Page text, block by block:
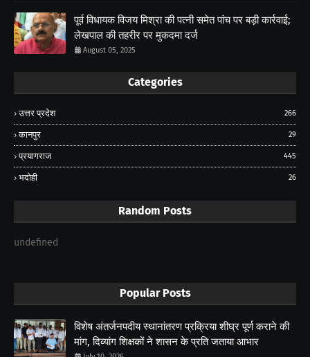
पूर्व विधायक विजय मिश्रा की पत्नी समेत पांच पर बड़ी कार्रवाई;
लेखपाल की तहरीर पर मुकदमा दर्ज
August 05, 2025
Categories
उत्तर प्रदेश 266
कानपुर 29
प्रयागराज 445
भदोही 26
Random Posts
undefined
Popular Posts
विशेष अंतर्जनपदीय स्थानांतरण प्रक्रिया शीघ्र पूर्ण कराने की
मांग, दिव्यांग शिक्षकों ने शासन के प्रति जताया आभार